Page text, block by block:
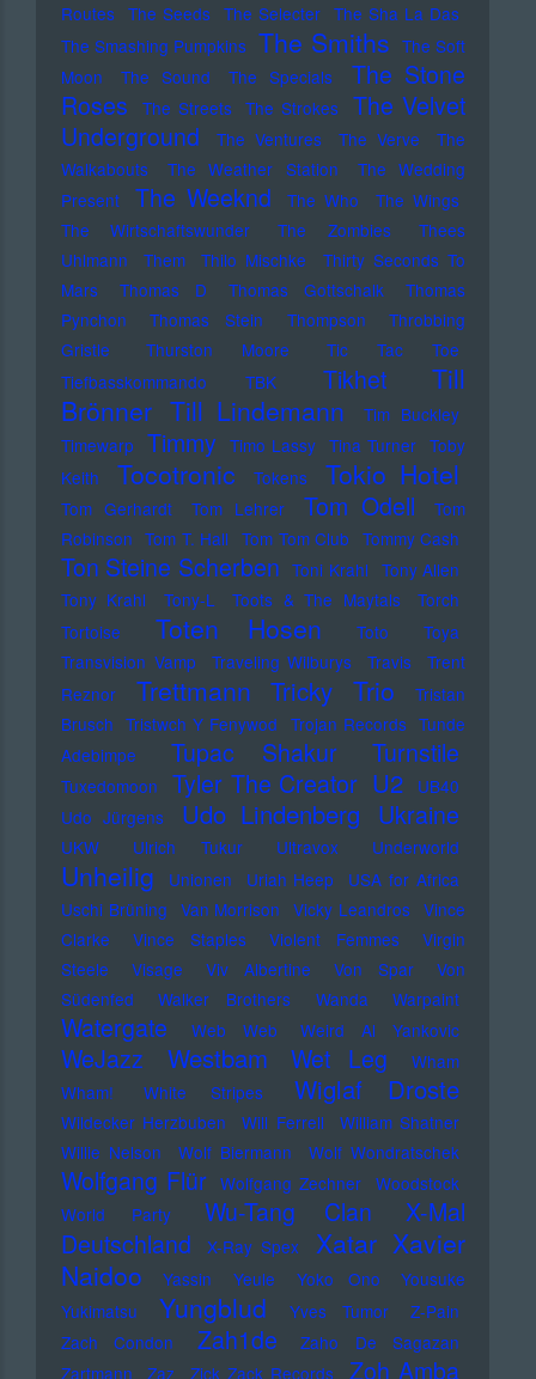
Routes The Seeds The Selecter The Sha La Das
The Smashing Pumpkins The Smiths The Soft
Moon
The Sound The Specials
The Stone
Roses
The Streets The Strokes
The Velvet
Underground
The Ventures The Verve
The
Walkabouts
The Weather Station
The Wedding
Present
The Weeknd The Who
The Wings
The Wirtschaftswunder
The Zombies
Thees
Uhlmann
Them Thilo Mischke
Thirty Seconds To
Mars
Thomas D Thomas Gottschalk
Thomas
Pynchon
Thomas Stein Thompson
Throbbing
Gristle
Thurston Moore
Tic Tac Toe
Tiefbasskommando TBK
Tikhet
Till
Brönner Till Lindemann
Tim Buckley
Timewarp Timmy Timo Lassy Tina Turner Toby
Keith
Tocotronic Tokens Tokio Hotel
Tom Gerhardt Tom Lehrer Tom Odell
Tom
Robinson Tom T. Hall Tom Tom Club Tommy Cash
Ton Steine Scherben Toni Krahl Tony Allen
Tony Krahl
Tony-L Toots & The Maytals
Torch
Tortoise
Toten Hosen Toto
Toya
Transvision Vamp
Traveling Wilburys Travis
Trent
Reznor
Trettmann Tricky Trio
Tristan
Brusch Tristwch Y Fenywod Trojan Records Tunde
Adebimpe
Tupac Shakur Turnstile
Tuxedomoon Tyler The Creator U2
UB40
Udo Jürgens
Udo Lindenberg Ukraine
UKW Ulrich Tukur Ultravox Underworld
Unheilig Unionen Uriah Heep
USA for Africa
Uschi Brüning Van Morrison Vicky Leandros Vince
Clarke
Vince Staples Violent Femmes
Virgin
Steele
Visage Viv Albertine Von Spar
Von
Südenfed
Walker Brothers Wanda Warpaint
Watergate Web Web Weird Al Yankovic
WeJazz Westbam Wet Leg
Wham
Wham!
White Stripes Wiglaf Droste
Wildecker Herzbuben Will Ferrell
William Shatner
Willie Nelson
Wolf Biermann Wolf Wondratschek
Wolfgang Flür Wolfgang Zechner
Woodstock
World Party
Wu-Tang Clan
X-Mal
Deutschland
X-Ray Spex Xatar Xavier
Naidoo
Yassin Yeule Yoko Ono
Yousuke
Yukimatsu
Yungblud Yves Tumor
Z-Pain
Zach Condon
Zah1de
Zaho De Sagazan
Zartmann
Zaz Zick Zack Records Zoh Amba